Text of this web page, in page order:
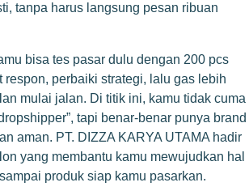
tanpa harus langsung pesan ribuan
bisa tes pasar dulu dengan 200 pcs
respon, perbaiki strategi, lalu gas lebih
mulai jalan. Di titik ini, kamu tidak cuma
tapi benar-benar punya brand
aman. PT. DIZZA KARYA UTAMA hadir
yang membantu kamu mewujudkan hal
produk siap kamu pasarkan.